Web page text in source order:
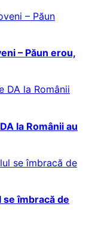
– Păun erou,
la Românii au
se îmbracă de